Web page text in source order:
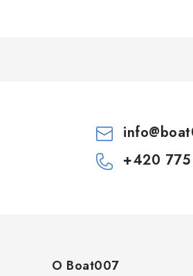
info@
+420
O Boat007